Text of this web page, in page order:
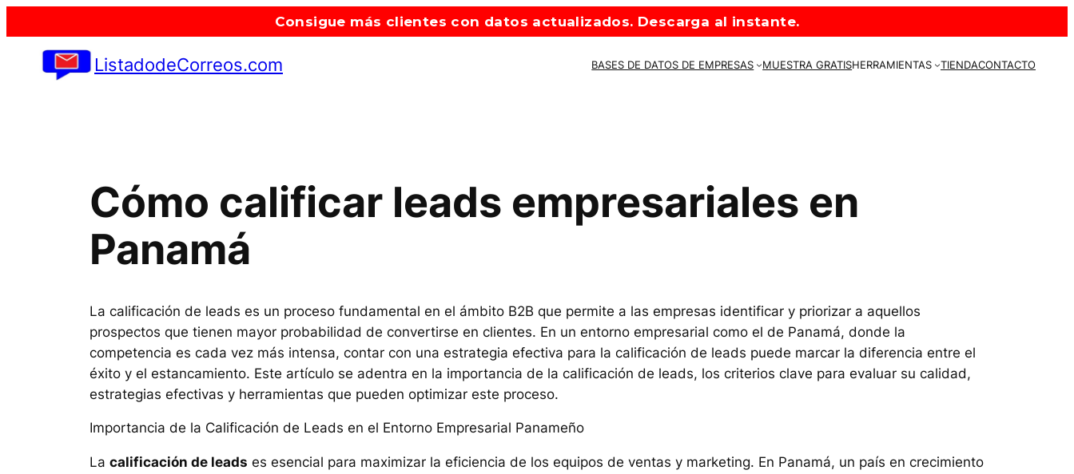
al
contenido
Consigue más clientes con datos actualizados. Descarga al instante.
ListadodeCorreos.com BASES DE DATOS DE EMPRESAS MUESTRA GRATISHERRAMIENTAS TIENDACONTACTO
Cómo calificar leads empresariales en
Panamá
La calificación de leads es un proceso fundamental en el ámbito B2B que permite a las empresas identificar y priorizar a aquellos
prospectos que tienen mayor probabilidad de convertirse en clientes. En un entorno empresarial como el de Panamá, donde la
competencia es cada vez más intensa, contar con una estrategia efectiva para la calificación de leads puede marcar la diferencia entre el
éxito y el estancamiento. Este artículo se adentra en la importancia de la calificación de leads, los criterios clave para evaluar su calidad,
estrategias efectivas y herramientas que pueden optimizar este proceso.
Importancia de la Calificación de Leads en el Entorno Empresarial Panameño
La calificación de leads es esencial para maximizar la eficiencia de los equipos de ventas y marketing. En Panamá, un país en crecimiento